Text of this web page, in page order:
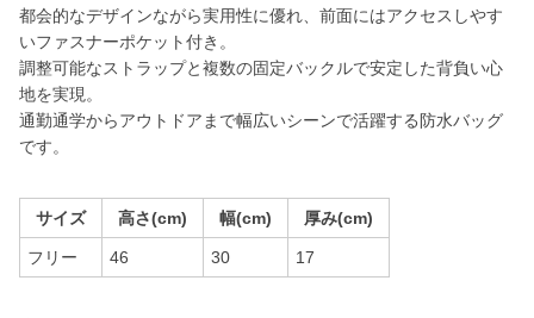
都会的なデザインながら実用性に優れ、前面にはアクセスしやす
いファスナーポケット付き。
調整可能なストラップと複数の固定バックルで安定した背負い心
地を実現。
通勤通学からアウトドアまで幅広いシーンで活躍する防水バッグ
です。
サイズ 高さ(cm) 幅(cm) 厚み(cm)
フリー 46 30 17